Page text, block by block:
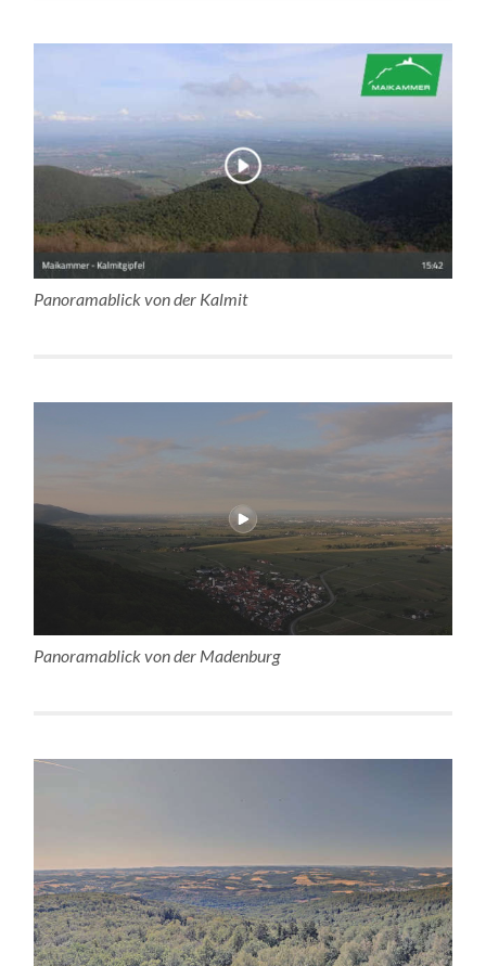
Panoramablick von der Kalmit
Panoramablick von der Madenburg